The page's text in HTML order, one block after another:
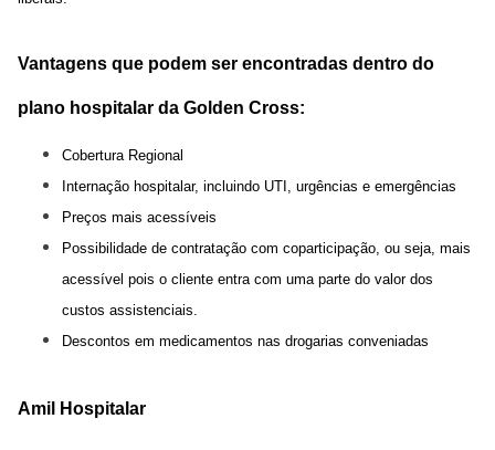
Vantagens que podem ser encontradas dentro do
plano hospitalar da Golden Cross:
Cobertura Regional
Internação hospitalar, incluindo UTI, urgências e emergências
Preços mais acessíveis
Possibilidade de contratação com coparticipação, ou seja, mais
acessível pois o cliente entra com uma parte do valor dos
custos assistenciais.
Descontos em medicamentos nas drogarias conveniadas
Amil Hospitalar